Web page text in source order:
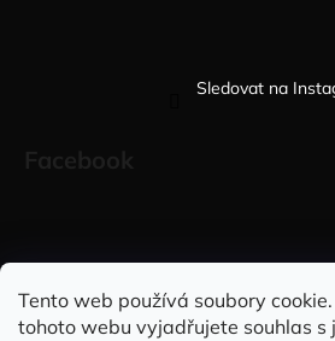
Tento web používá soubory
tohoto webu vyjadřujete souhlas s
Sledovat na
Sleduj nás na INSTAGRAMU
INFORMACE PRO